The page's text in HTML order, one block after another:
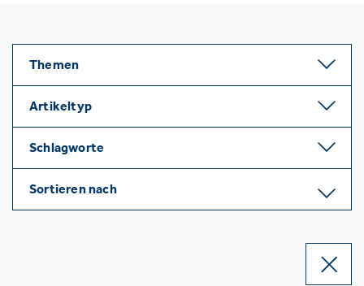
Themen
Artikeltyp
Schlagworte
Sortieren nach